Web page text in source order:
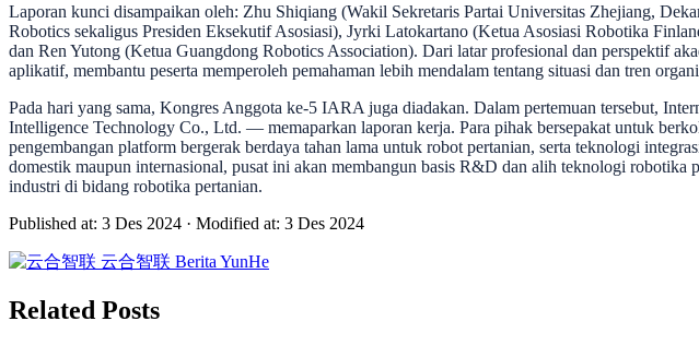
Laporan kunci disampaikan oleh: Zhu Shiqiang (Wakil Sekretaris Partai Universitas Zhejiang,
Robotics sekaligus Presiden Eksekutif Asosiasi), Jyrki Latokartano (Ketua Asosiasi Robotika
dan Ren Yutong (Ketua Guangdong Robotics Association). Dari latar profesional dan perspektif
aplikatif, membantu peserta memperoleh pemahaman lebih mendalam tentang situasi dan tren
Pada hari yang sama, Kongres Anggota ke-5 IARA juga diadakan. Dalam pertemuan tersebut,
Intelligence Technology Co., Ltd. — memaparkan laporan kerja. Para pihak bersepakat untuk
pengembangan platform bergerak berdaya tahan lama untuk robot pertanian, serta teknologi
domestik maupun internasional, pusat ini akan membangun basis R&D dan alih teknologi
industri di bidang robotika pertanian.
Published at: 3 Des 2024 · Modified at: 3 Des 2024
云合智联 Berita YunHe
Related Posts